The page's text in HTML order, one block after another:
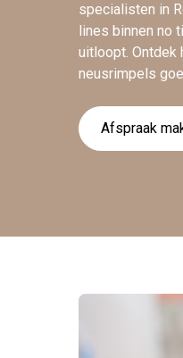
specialisten in
lines binnen no
uitloopt. Ontdek
neusrimpels
Afspraak